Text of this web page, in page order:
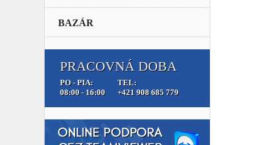
BAZÁR
PRACOVNÁ DOBA
PO - PIA:
08:00 - 16:00
TEL:
+421 908 685 779